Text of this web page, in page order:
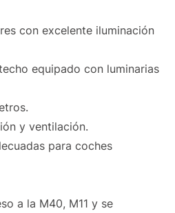
con excelente iluminación
equipado con luminarias
y ventilación.
para coches
a la M40, M11 y se